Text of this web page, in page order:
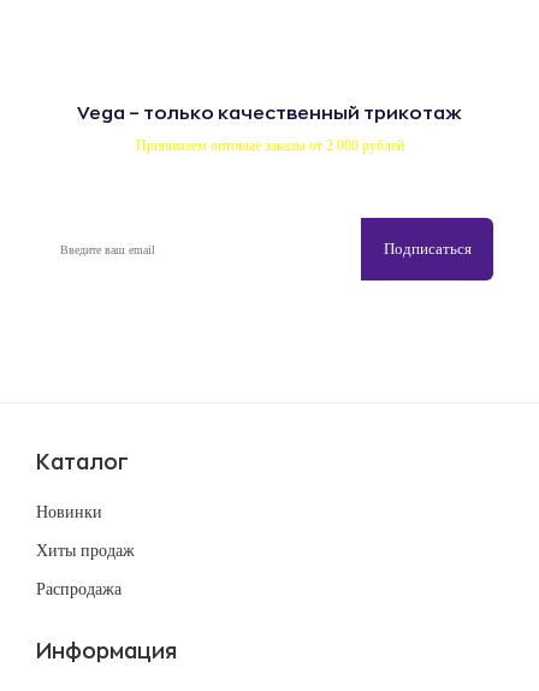
Vega – только качественный трикотаж
Принимаем оптовые заказы от 2 000 рублей
Каталог
Новинки
Хиты продаж
Распродажа
Информация